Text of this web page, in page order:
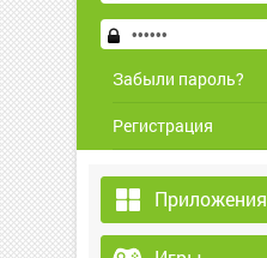
Забыли пароль?
Регистрация
Приложения